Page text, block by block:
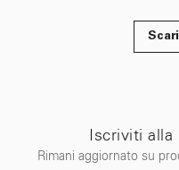
Iscriviti
Rimani aggiornato su